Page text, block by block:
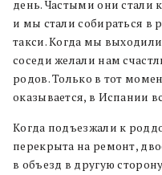
день. Частыми они стали
и мы стали собираться в
такси. Когда мы
соседи желали нам
родов. Только в тот
оказывается, в Испании
Когда подъезжали к
перекрыта на ремонт,
в объезд в другую